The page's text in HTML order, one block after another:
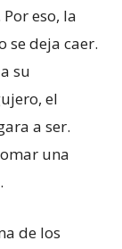
eso, la
se deja caer.
su
el
a ser.
una
de los